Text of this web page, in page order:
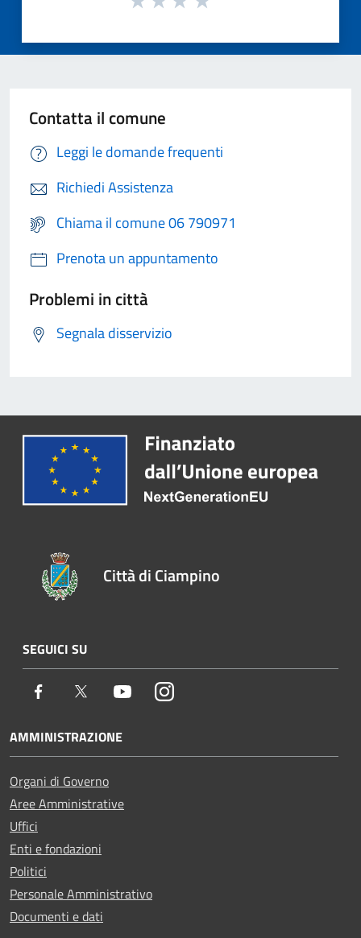
Contatta il comune
Leggi le domande frequenti
Richiedi Assistenza
Chiama il comune 06 790971
Prenota un appuntamento
Problemi in città
Segnala disservizio
Città di Ciampino
SEGUICI SU
Facebook Twitter YoutubeInstagram
AMMINISTRAZIONE
Organi di Governo
Aree Amministrative
Uffici
Enti e fondazioni
Politici
Personale Amministrativo
Documenti e dati